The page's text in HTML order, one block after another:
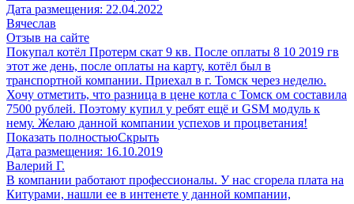
Дата размещения: 22.04.2022
Вячеслав
Отзыв на сайте
Покупал котёл Протерм скат 9 кв. После оплаты 8 10 2019 гв
этот же день, после оплаты на карту, котёл был в
транспортной компании. Приехал в г. Томск через неделю.
Хочу отметить, что разница в цене котла с Томск ом составила
7500 рублей. Поэтому купил у ребят ещё и GSM модуль к
нему. Желаю данной компании успехов и процветания!
Показать полностьюСкрыть
Дата размещения: 16.10.2019
Валерий Г.
В компании работают профессионалы. У нас сгорела плата на
Китурами, нашли ее в интенете у данной компании,